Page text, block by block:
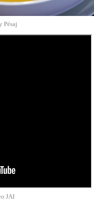
Pésaj
JAI